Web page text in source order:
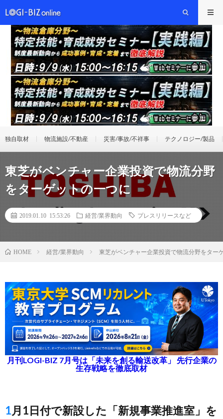
独自取材 物流施設/不動産 災害/事故/不祥事 テクノロジー/製品
東芝がベンチャー企業投資で物流分野
をターゲットの一つに
2019.01.10 15:53:26 経営/業界動向 プレスリリースなど
HOME 経営/業界動向 東芝がベンチャー企業投資で物流分野をター
月刊LOGI-BIZ 7月号は「未来を創る輸送改革」 先行企業の
生存戦略を徹底取材
1月1日付で新設した「新規事業推進室」を